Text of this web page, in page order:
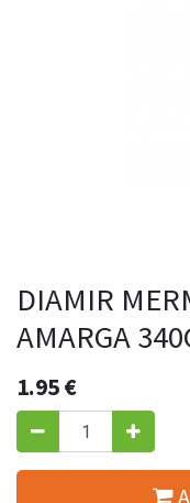
DIAMIR
AMARGA
1.95€